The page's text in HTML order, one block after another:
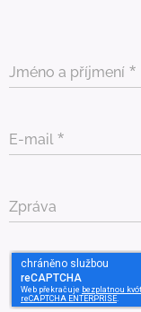
Jméno a příjmení
E-mail
Zpráva